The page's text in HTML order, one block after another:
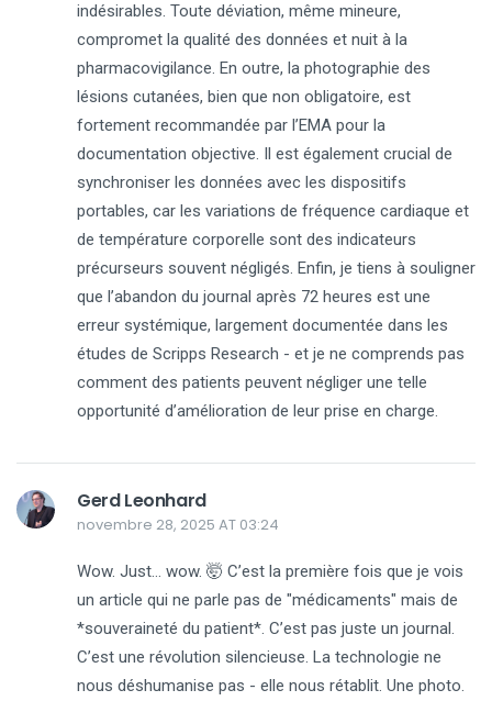
indésirables. Toute déviation, même mineure,
compromet la qualité des données et nuit à la
pharmacovigilance. En outre, la photographie des
lésions cutanées, bien que non obligatoire, est
fortement recommandée par l’EMA pour la
documentation objective. Il est également crucial de
synchroniser les données avec les dispositifs
portables, car les variations de fréquence cardiaque et
de température corporelle sont des indicateurs
précurseurs souvent négligés. Enfin, je tiens à souligner
que l’abandon du journal après 72 heures est une
erreur systémique, largement documentée dans les
études de Scripps Research - et je ne comprends pas
comment des patients peuvent négliger une telle
opportunité d’amélioration de leur prise en charge.
Gerd Leonhard
novembre 28, 2025 AT 03:24
Wow. Just… wow. 🤯 C’est la première fois que je vois
un article qui ne parle pas de "médicaments" mais de
*souveraineté du patient*. C’est pas juste un journal.
C’est une révolution silencieuse. La technologie ne
nous déshumanise pas - elle nous rétablit. Une photo.